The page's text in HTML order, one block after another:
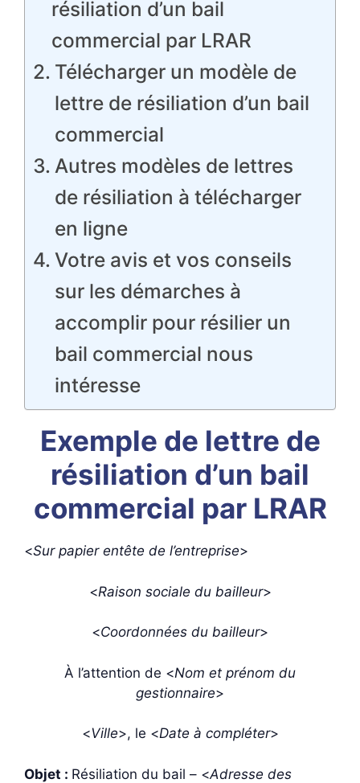
résiliation d’un bail
commercial par LRAR
Télécharger un modèle de
lettre de résiliation d’un bail
commercial
Autres modèles de lettres
de résiliation à télécharger
en ligne
Votre avis et vos conseils
sur les démarches à
accomplir pour résilier un
bail commercial nous
intéresse
Exemple de lettre de
résiliation d’un bail
commercial par LRAR
<Sur papier entête de l’entreprise>
<Raison sociale du bailleur>
<Coordonnées du bailleur>
À l’attention de <Nom et prénom du
gestionnaire>
<Ville>, le <Date à compléter>
Objet : Résiliation du bail – <Adresse des